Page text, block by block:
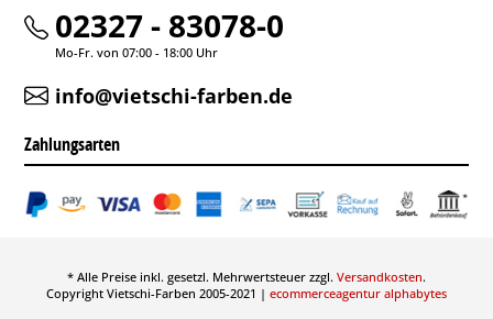
02327 - 83078-0
Mo-Fr. von 07:00 - 18:00 Uhr
info@vietschi-farben.de
Zahlungsarten
* Alle Preise inkl. gesetzl. Mehrwertsteuer zzgl. Versandkosten.
Copyright Vietschi-Farben 2005-2021 | ecommerceagentur alphabytes